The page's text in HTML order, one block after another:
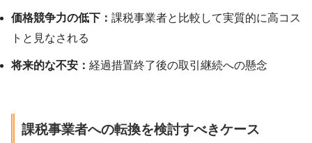
価格競争力の低下： 課税事業者と比較して実質的に高コス
トと見なされる
将来的な不安： 経過措置終了後の取引継続への懸念
課税事業者への転換を検討すべきケース